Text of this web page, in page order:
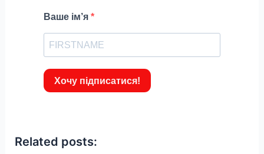
Ваше ім’я
Хочу підписатися!
Related posts: